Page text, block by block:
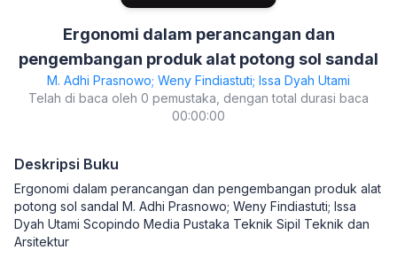
Ergonomi dalam perancangan dan
pengembangan produk alat potong sol sandal
M. Adhi Prasnowo; Weny Findiastuti; Issa Dyah Utami
Telah di baca oleh 0 pemustaka, dengan total durasi baca
00:00:00
Deskripsi Buku
Ergonomi dalam perancangan dan pengembangan produk alat
potong sol sandal M. Adhi Prasnowo; Weny Findiastuti; Issa
Dyah Utami Scopindo Media Pustaka Teknik Sipil Teknik dan
Arsitektur